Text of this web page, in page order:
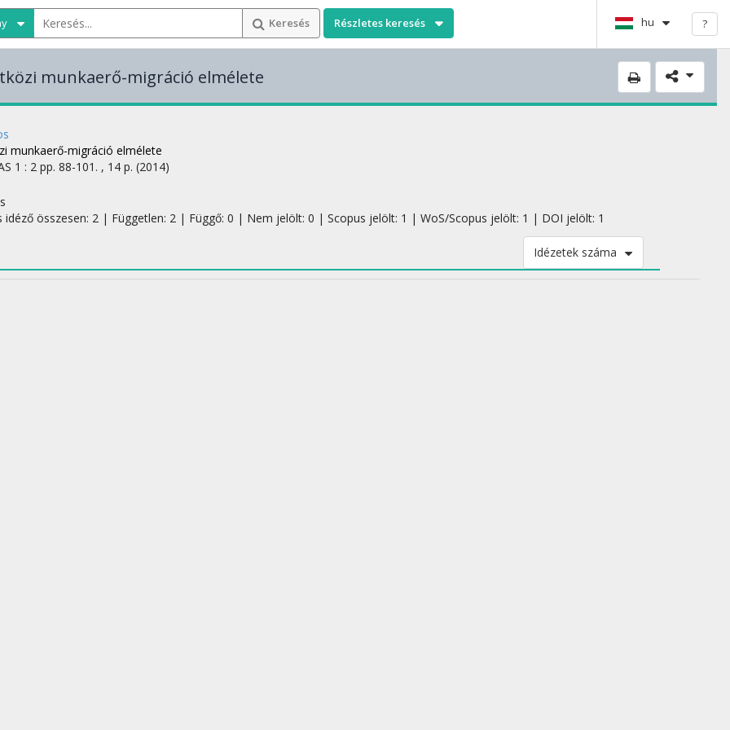
Keresés Részletes keresés hu ?
munkaerő-migráció elmélete
munkaerő-migráció elmélete
1 : 2 pp. 88-101. , 14 p. (2014)
idéző összesen: 2| Független: 2 | Függő: 0 | Nem jelölt: 0 | Scopus jelölt: 1 | WoS/Scopus jelölt: 1 | DOI jelölt: 1
Idézetek száma